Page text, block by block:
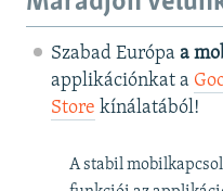
Szabad Európa a
applikációnkat a
Store kínálatából!
A stabil